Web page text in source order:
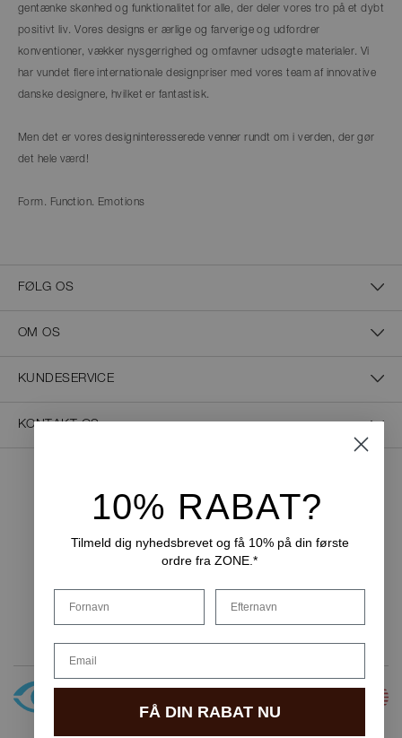
gentænke skønhed og funktionalitet for alle, der deler vores tro på et dybt
positivt liv. Vores designs er ærlige og farverige og udfordrer
konventioner, vækker nysgerrighed og omfavner udsøgte materialer. Vi
har vundet flere internationale designpriser med vores team af innovative
danske designere, hvilket er fantastisk.
Men det er vores designinteresserede venner rundt om i verden, der gør
det hele værd!
Form. Function. Emotions
FØLG OS
OM OS
KUNDESERVICE
KONTAKT OS
NEM BETALING
LEVERINGSMULIGHEDER
10% RABAT?
Tilmeld dig nyhedsbrevet og få 10% på din første
ordre fra ZONE.*
Fornavn Efternavn
Email
FÅ DIN RABAT NU